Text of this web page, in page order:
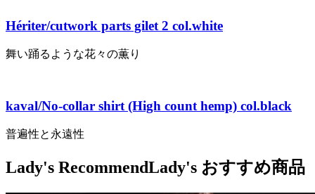
Hériter/cutwork parts gilet 2 col.white
舞い踊るような花々の薫り
kaval/No-collar shirt (High count hemp) col.black
普遍性と永遠性
Lady's RecommendLady's おすすめ商品